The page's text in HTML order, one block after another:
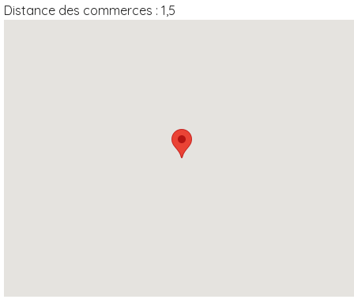
Distance des commerces : 1,5